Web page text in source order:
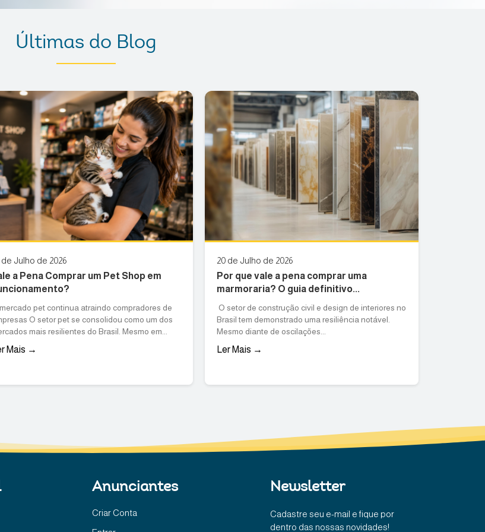
Últimas do Blog
de Julho de 2026
a Pena Comprar um Pet Shop em
pet continua atraindo compradores de
O setor pet se consolidou como um dos
mais resilientes do Brasil. Mesmo em...
Mais →
20 de Julho de 2026
Por que vale a pena comprar uma
marmoraria? O guia definitivo...
O setor de construção civil e design de interiores no
Brasil tem demonstrado uma resiliência notável.
Mesmo diante de oscilações...
Ler Mais →
Anunciantes
Criar Conta
Newsletter
Cadastre seu e-mail e fique por
dentro das nossas novidades!